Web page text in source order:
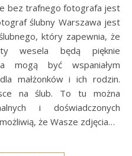
bez trafnego fotografa jest
ślubny Warszawa jest
który zapewnia, że
wesela będą pięknie
mogą być wspaniałym
małżonków i ich rodzin.
na ślub. To tu można
i doświadczonych
że Wasze zdjęcia…